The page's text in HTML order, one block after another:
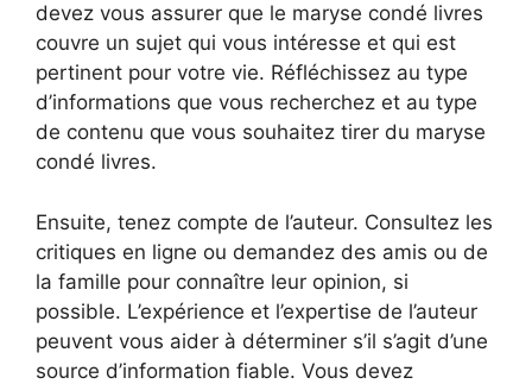
devez vous assurer que le maryse condé livres
couvre un sujet qui vous intéresse et qui est
pertinent pour votre vie. Réfléchissez au type
d’informations que vous recherchez et au type
de contenu que vous souhaitez tirer du maryse
condé livres.
Ensuite, tenez compte de l’auteur. Consultez les
critiques en ligne ou demandez des amis ou de
la famille pour connaître leur opinion, si
possible. L’expérience et l’expertise de l’auteur
peuvent vous aider à déterminer s’il s’agit d’une
source d’information fiable. Vous devez